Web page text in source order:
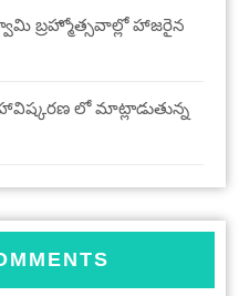
బ్రహ్మోత్సవాల్లో హాజరైన
లో మాట్లాడుతున్న